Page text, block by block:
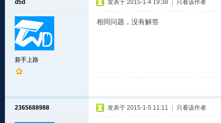
d5d
新手上路
发表于 2015-1-4 19:38 只看该作者
相同问题，没有解答
2365688988 发表于 2015-1-5 11:11 只看该作者